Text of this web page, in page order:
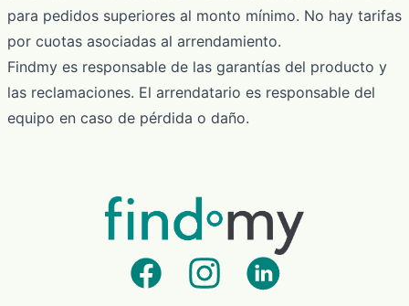
para pedidos superiores al monto mínimo. No hay tarifas
por cuotas asociadas al arrendamiento.
Findmy es responsable de las garantías del producto y
las reclamaciones. El arrendatario es responsable del
equipo en caso de pérdida o daño.